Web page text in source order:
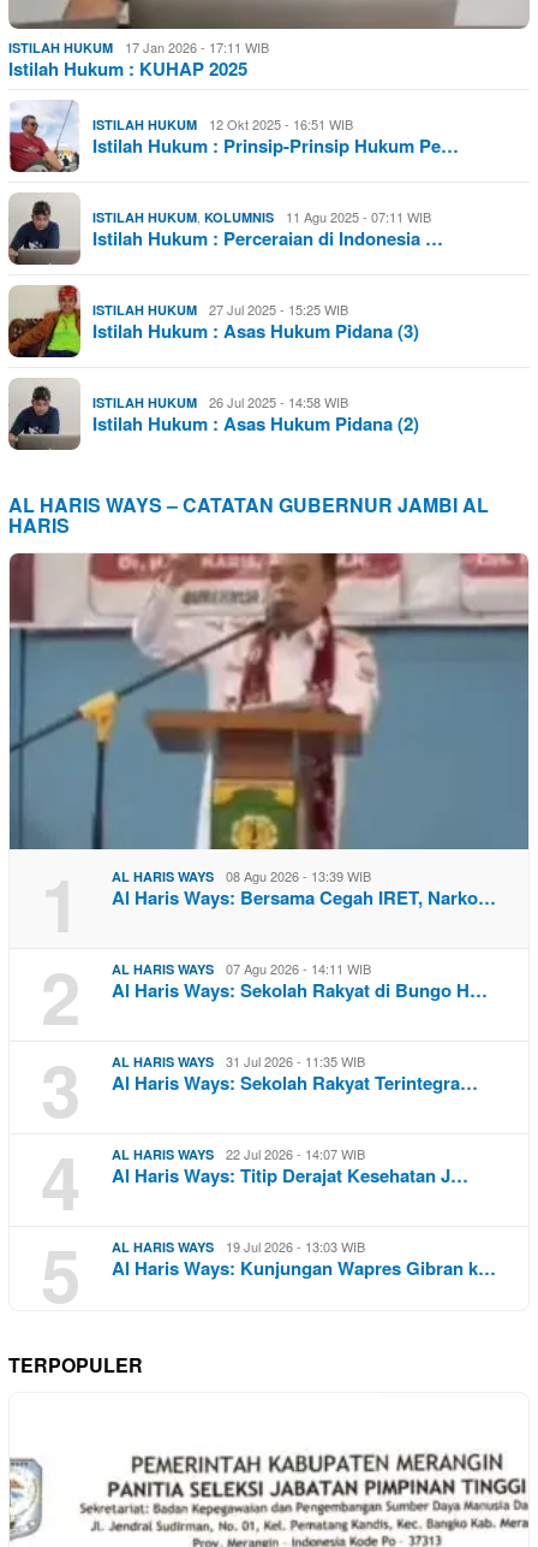
ISTILAH HUKUM 17 Jan 2026 - 17:11 WIB
Istilah Hukum : KUHAP 2025
ISTILAH HUKUM 12 Okt 2025 - 16:51 WIB
Istilah Hukum : Prinsip-Prinsip Hukum Pe…
ISTILAH HUKUM KOLUMNIS 11 Agu 2025 - 07:11 WIB
Istilah Hukum : Perceraian di Indonesia …
ISTILAH HUKUM 27 Jul 2025 - 15:25 WIB
Istilah Hukum : Asas Hukum Pidana (3)
ISTILAH HUKUM 26 Jul 2025 - 14:58 WIB
Istilah Hukum : Asas Hukum Pidana (2)
AL HARIS WAYS – CATATAN GUBERNUR JAMBI AL
HARIS
1 AL HARIS WAYS 08 Agu 2026 - 13:39 WIB
Al Haris Ways: Bersama Cegah IRET, Narko…
2 AL HARIS WAYS 07 Agu 2026 - 14:11 WIB
Al Haris Ways: Sekolah Rakyat di Bungo H…
3 AL HARIS WAYS 31 Jul 2026 - 11:35 WIB
Al Haris Ways: Sekolah Rakyat Terintegra…
4 AL HARIS WAYS 22 Jul 2026 - 14:07 WIB
Al Haris Ways: Titip Derajat Kesehatan J…
5 AL HARIS WAYS 19 Jul 2026 - 13:03 WIB
Al Haris Ways: Kunjungan Wapres Gibran k…
TERPOPULER